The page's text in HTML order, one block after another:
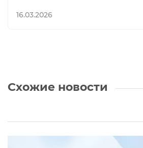
16.03.2026
Схожие новости